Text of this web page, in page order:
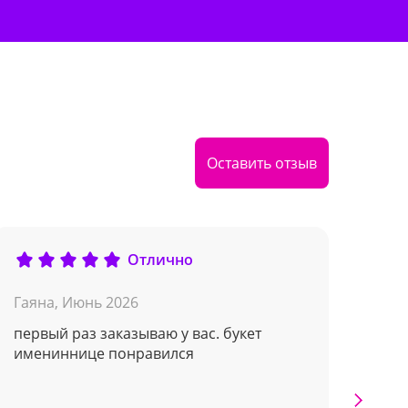
Оставить отзыв
Отлично
Гаяна, Июнь 2026
первый раз заказываю у вас. букет
имениннице понравился